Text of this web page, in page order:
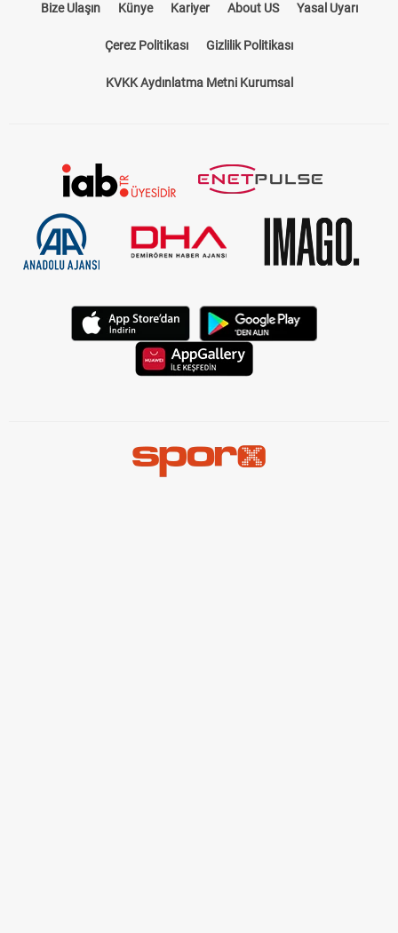
Bize Ulaşın Künye Kariyer About US Yasal Uyarı
Çerez Politikası Gizlilik Politikası
KVKK Aydınlatma Metni Kurumsal